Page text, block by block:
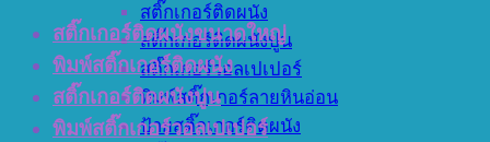
สติ๊กเกอร์ติดผนัง
สติ๊กเกอร์ติดผนังปูน
สติ๊กเกอร์วอลเปเปอร์
พิมพ์สติ๊กเกอร์ลายหินอ่อน
ป้ายสติ๊กเกอร์ติดผนัง
สติ๊กเกอร์ติดผนังขนาดใหญ่
พิมพ์สติ๊กเกอร์ติดผนัง
สติ๊กเกอร์ติดผนังปูน
พิมพ์สติ๊กเกอร์วอลเปเปอร์